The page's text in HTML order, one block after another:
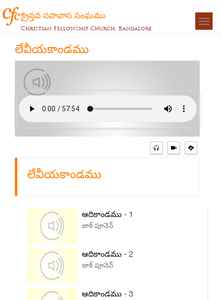
క్రైస్తవ సహవాస సంఘము
Christian Fellowship Church, Bangalore
లేవీయకాండము
లేవీయకాండము
ఆదికాండము - 1
జాక్ పూనెన్
ఆదికాండము - 2
జాక్ పూనెన్
ఆదికాండము - 3